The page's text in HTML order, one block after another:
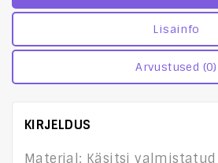
Lisainfo
Arvustused (0)
KIRJELDUS
Materjal: Käsitsi valmistatud